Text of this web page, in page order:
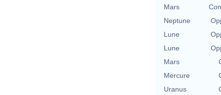
Mars
Neptune
Lune
Lune
Mars
Mercure
Uranus